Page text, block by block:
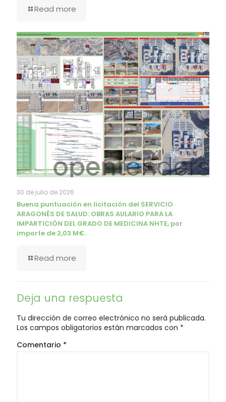
Read more
30 de julio de 2026
Buena puntuación en licitación del SERVICIO
ARAGONÉS DE SALUD: OBRAS AULARIO PARA LA
IMPARTICIÓN DEL GRADO DE MEDICINA NHTE, por
importe de 2,03 M€.
Read more
Deja una respuesta
Tu dirección de correo electrónico no será publicada.
Los campos obligatorios están marcados con *
Comentario *